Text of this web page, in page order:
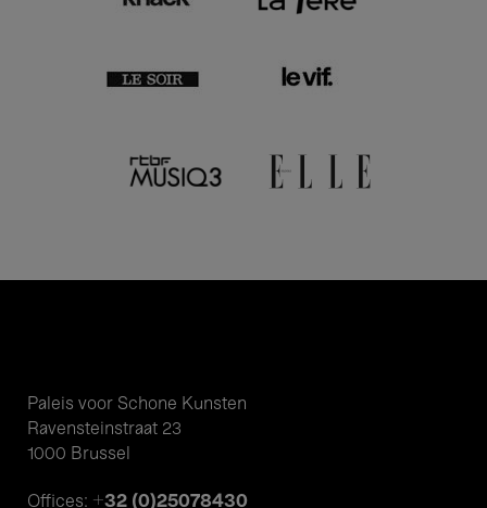
Paleis voor Schone Kunsten
Ravensteinstraat 23
1000 Brussel
Offices: +32 (0)25078430